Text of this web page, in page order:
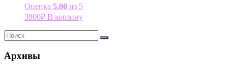
Оценка 5.00 из 5
3800₽ В корзину
Архивы